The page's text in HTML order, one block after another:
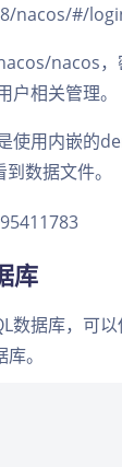
关闭
nacos/#/
nacos
户相关管理。
使用内嵌的
数据文件。
库
数据库，可
。